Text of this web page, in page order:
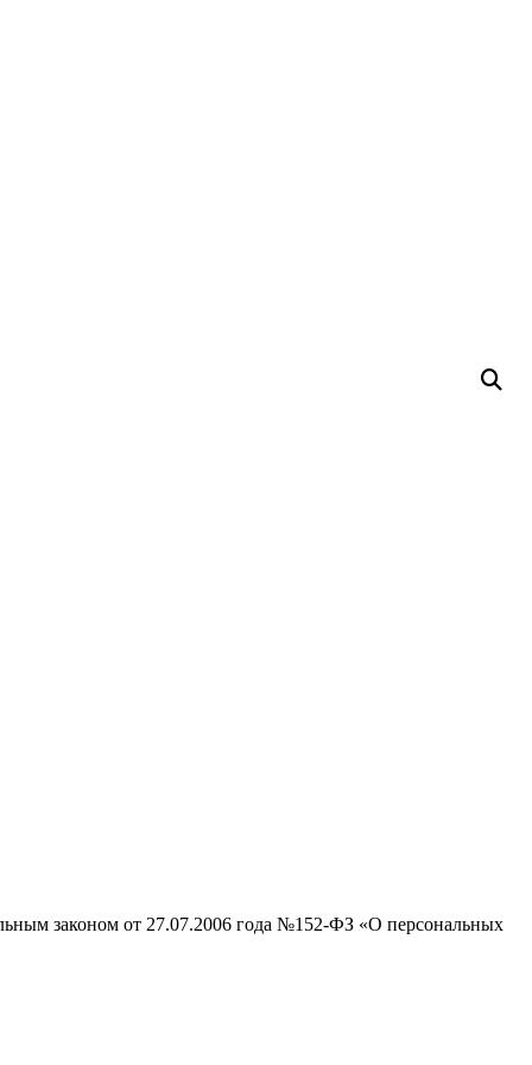
законом от 27.07.2006 года №152-ФЗ «О персональных